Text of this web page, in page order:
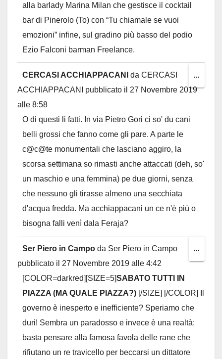
alla barlady Marina Milan che gestisce il cocktail
bar di Pinerolo (To) con “Tu chiamale se vuoi
emozioni” infine, sul gradino più basso del podio
Ezio Falconi barman Freelance.
CERCASI ACCHIAPPACANI da CERCASI
ACCHIAPPACANI
pubblicato il 27 Novembre 2019
alle 8:58
O di questi li fatti. In via Pietro Gori ci so' du cani
belli grossi che fanno come gli pare. A parte le
c@c@te monumentali che lasciano aggiro, la
scorsa settimana so rimasti anche attaccati (deh, so'
un maschio e una femmina) pe due giorni, senza
che nessuno gli tirasse almeno una secchiata
d'acqua fredda. Ma acchiappacani un ce n'è più o
bisogna falli venì dala Feraja?
...
this
Ser Piero in Campo da Ser Piero in Campo
pubblicato il 27 Novembre 2019 alle 4:42
[COLOR=darkred][SIZE=5]SABATO TUTTI IN
PIAZZA (MA QUALE PIAZZA?) [/SIZE] [/COLOR] Il
governo è inesperto e inefficiente? Speriamo che
duri! Sembra un paradosso e invece è una realtà:
basta pensare alla famosa favola delle rane che
rifiutano un re travicello per beccarsi un dittatore
...
this